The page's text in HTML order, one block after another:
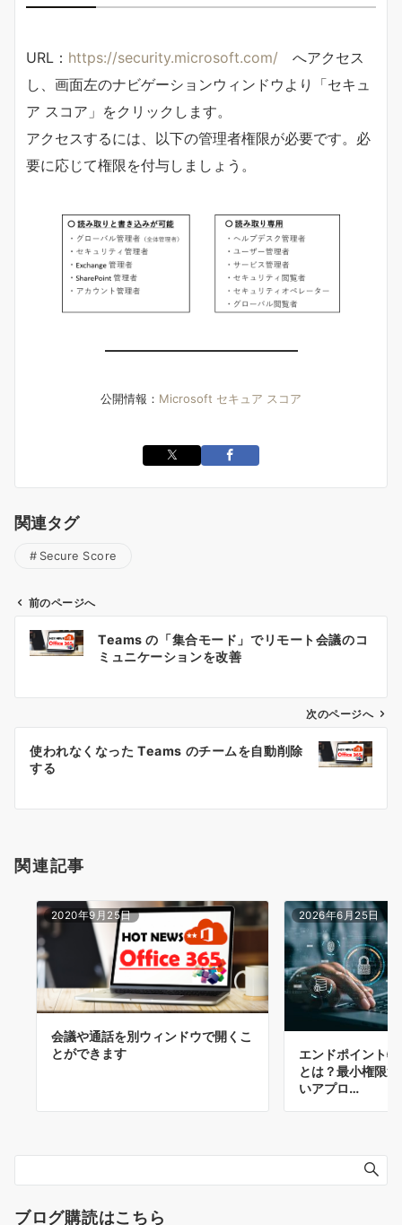
URL： https://security.microsoft.com/ へアクセス
し、画面左のナビゲーションウィンドウより「セキュ
ア スコア」をクリックします。
アクセスするには、以下の管理者権限が必要です。必
要に応じて権限を付与しましょう。
公開情報： Microsoft セキュア スコア
関連タグ
Secure Score
ビ
ン
前のページへ
Teams の「集合モード」でリモート会議のコ
ミュニケーションを改善
次のページへ
使われなくなった Teams のチームを自動削除
する
関連記事
2020年9月25日
会議や通話を別ウィンドウで開くこ
とができます
2026年6月25日
エンドポイント
とは？最小権限
いアプロ…
ブログ購読はこちら